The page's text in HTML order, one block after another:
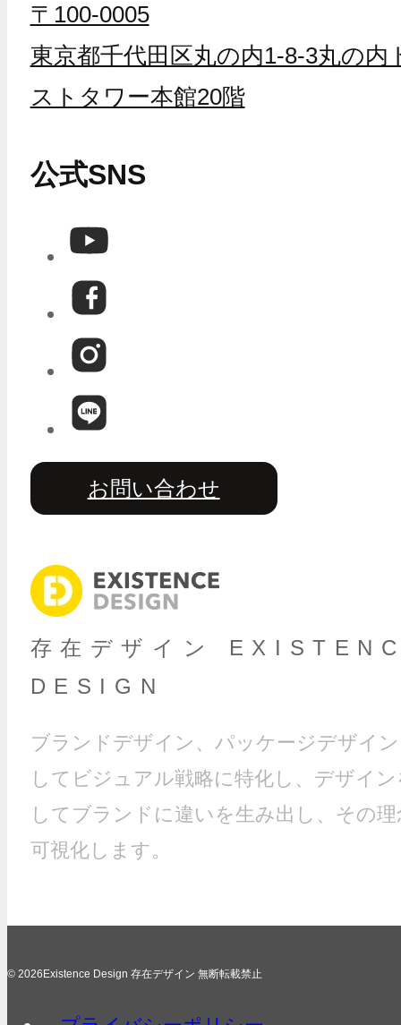
〒100-0005
東京都千代田区丸の内1-8-3丸の内
ストタワー本館20階
公式SNS
お問い合わせ
存在デザイン
DESIGN
ブランドデザイン、パッケージデザイ
してビジュアル戦略に特化し、デザイン
してブランドに違いを生み出し、その理
可視化します。
© 2026Existence Design 存在デザイン 無断転載禁止